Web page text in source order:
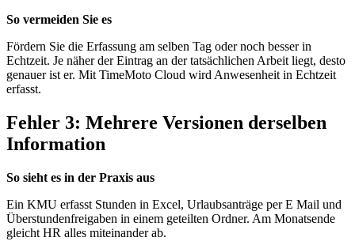
So vermeiden Sie es
Fördern Sie die Erfassung am selben Tag oder noch besser in
Echtzeit. Je näher der Eintrag an der tatsächlichen Arbeit liegt, desto
genauer ist er. Mit TimeMoto Cloud wird Anwesenheit in Echtzeit
erfasst.
Fehler 3: Mehrere Versionen derselben
Information
So sieht es in der Praxis aus
Ein KMU erfasst Stunden in Excel, Urlaubsanträge per E Mail und
Überstundenfreigaben in einem geteilten Ordner. Am Monatsende
gleicht HR alles miteinander ab.